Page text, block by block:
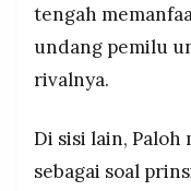
tengah
undang pemilu
rivalnya.
Di sisi lain,
sebagai soal